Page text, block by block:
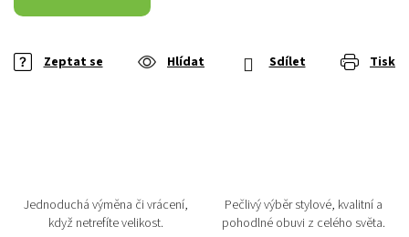
Tisk
Zeptat se Hlídat Sdílet
Jednoduchá výměna či vrácení,
když netrefíte velikost.
Pečlivý výběr stylové, kvalitní a
pohodlné obuvi z celého světa.